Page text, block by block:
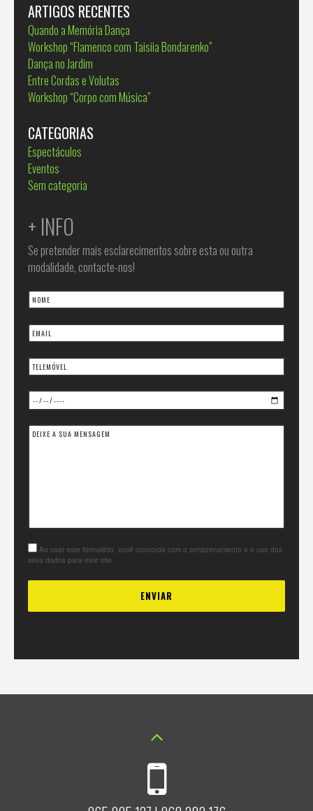
ARTIGOS RECENTES
Quando a Memória Dança
Workshop “Flamenco com Taisiia Bondarenko”
Dança no Jardim
Entre Cordas e Volutas
Workshop “Corpo com Música”
CATEGORIAS
Espectáculos
Eventos
Sem categoria
+ INFO
Se pretender mais esclarecimentos sobre esta ou outra
modalidade, contacte-nos!
Ao usar este formulário, você concorda com o armazenamento e o uso dos
seus dados para este site.